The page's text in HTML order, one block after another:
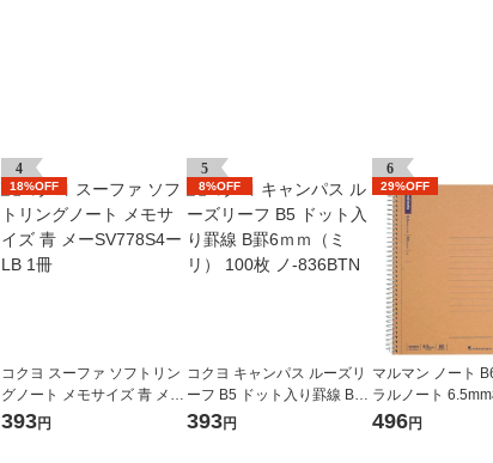
4
18%OFF
コクヨ スーファ ソフトリン
グノート メモサイズ 青 メー
SV778S4ーLB 1冊
393円
5
8%OFF
コクヨ キャンパス ルーズリ
ーフ B5 ドット入り罫線 B罫
6ｍｍ（ミリ） 100枚 ノ-836
393円
6
29%OFF
マルマン ノート
ラルノート
N238ES 2冊
496円